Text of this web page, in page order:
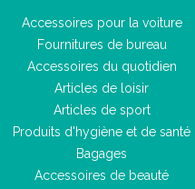
Accessoires pour la voiture
Fournitures de bureau
Accessoires du quotidien
Articles de loisir
Articles de sport
Produits d'hygiène et de santé
Bagages
Accessoires de beauté